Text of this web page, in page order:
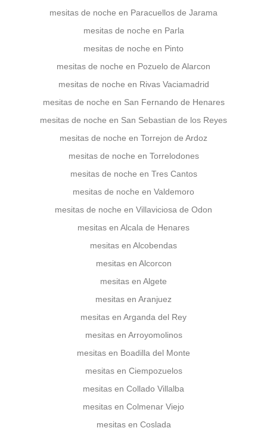
mesitas de noche en Paracuellos de Jarama
mesitas de noche en Parla
mesitas de noche en Pinto
mesitas de noche en Pozuelo de Alarcon
mesitas de noche en Rivas Vaciamadrid
mesitas de noche en San Fernando de Henares
mesitas de noche en San Sebastian de los Reyes
mesitas de noche en Torrejon de Ardoz
mesitas de noche en Torrelodones
mesitas de noche en Tres Cantos
mesitas de noche en Valdemoro
mesitas de noche en Villaviciosa de Odon
mesitas en Alcala de Henares
mesitas en Alcobendas
mesitas en Alcorcon
mesitas en Algete
mesitas en Aranjuez
mesitas en Arganda del Rey
mesitas en Arroyomolinos
mesitas en Boadilla del Monte
mesitas en Ciempozuelos
mesitas en Collado Villalba
mesitas en Colmenar Viejo
mesitas en Coslada